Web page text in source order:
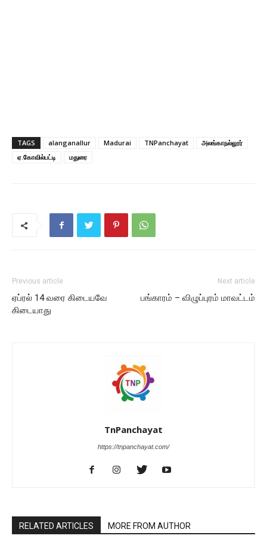
TAGS alanganallur Madurai TNPanchayat
அலங்காநல்லூர்
ஏ.கோவில்பட்டி
மதுரை
Previous article
ஏப்ரல் 14 வரை கிடையவே
கிடையாது
Next article
பங்காரம் – விழுப்புரம் மாவட்டம்
TnPanchayat
https://tnpanchayat.com/
RELATED ARTICLES MORE FROM AUTHOR